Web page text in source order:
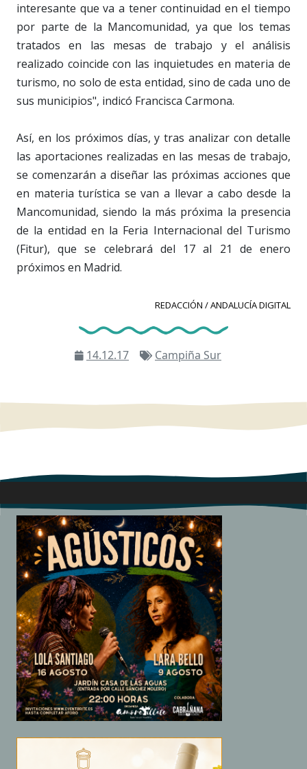
interesante que va a tener continuidad en el tiempo
por parte de la Mancomunidad, ya que los temas
tratados en las mesas de trabajo y el análisis
realizado coincide con las inquietudes en materia de
turismo, no solo de esta entidad, sino de cada uno de
sus municipios", indicó Francisca Carmona.
Así, en los próximos días, y tras analizar con detalle
las aportaciones realizadas en las mesas de trabajo,
se comenzarán a diseñar las próximas acciones que
en materia turística se van a llevar a cabo desde la
Mancomunidad, siendo la más próxima la presencia
de la entidad en la Feria Internacional del Turismo
(Fitur), que se celebrará del 17 al 21 de enero
próximos en Madrid.
REDACCIÓN / ANDALUCÍA DIGITAL
14.12.17 Campiña Sur